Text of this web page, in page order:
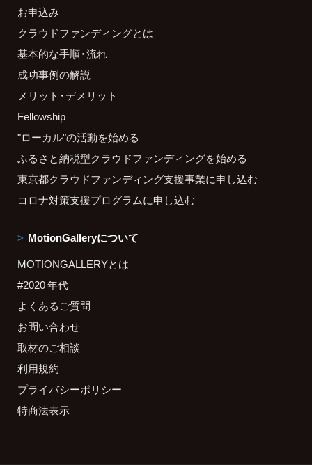
お申込み
クラウドファンディングとは
基本的な手順・流れ
成功事例の解説
メリット・デメリット
Fellowship
"ローカル"の活動を始める
ふるさと納税型クラウドファンディングを始める
東京都クラウドファンディング支援事業に申し込む
コロナ対策支援プログラムに申し込む
MotionGalleryについて
MOTIONGALLERYとは
#2020 年代
よくあるご質問
お問い合わせ
取材のご相談
利用規約
プライバシーポリシー
特商法表示